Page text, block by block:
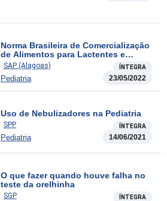
Norma Brasileira de Comercialização
de Alimentos para Lactentes e
Crianças de Primeira Infância, Bicos,
Chupetas e Mamadeiras
SAP (Alagoas) ÍNTEGRA
Pediatria 23/05/2022
Uso de Nebulizadores na Pediatria
SPP ÍNTEGRA
Pediatria 14/06/2021
O que fazer quando houve falha no
teste da orelhinha
SGP ÍNTEGRA